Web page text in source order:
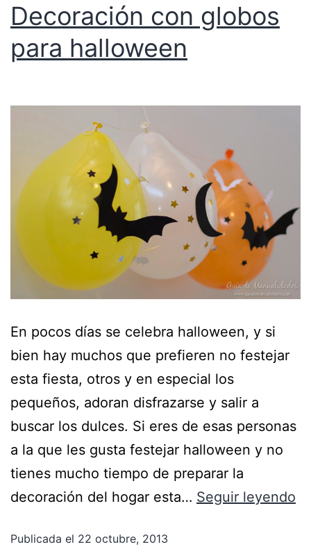
Decoración con globos
para halloween
En pocos días se celebra halloween, y si
bien hay muchos que prefieren no festejar
esta fiesta, otros y en especial los
pequeños, adoran disfrazarse y salir a
buscar los dulces. Si eres de esas personas
a la que les gusta festejar halloween y no
tienes mucho tiempo de preparar la
decoración del hogar esta… Seguir leyendo
Publicada el 22 octubre, 2013